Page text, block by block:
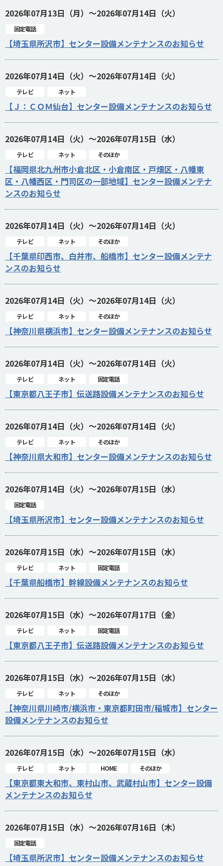
2026年07月13日（月）～2026年07月14日（火）
固定電話
【埼玉県所沢市】センター設備メンテナンスのお知らせ
2026年07月14日（火）～2026年07月14日（火）
テレビ ネット
【Ｊ：ＣＯＭ仙台】センター設備メンテナンスのお知らせ
2026年07月14日（火）～2026年07月15日（水）
テレビ ネット そのほか
【福岡県北九州市小倉北区・小倉南区・戸畑区・八幡東
区・八幡西区・門司区の一部地域】センター設備メンテナ
ンスのお知らせ
2026年07月14日（火）～2026年07月14日（火）
テレビ ネット そのほか
【千葉県印西市、白井市、船橋市】センター設備メンテナ
ンスのお知らせ
2026年07月14日（火）～2026年07月14日（火）
テレビ ネット そのほか
【神奈川県横浜市】センター設備メンテナンスのお知らせ
2026年07月14日（火）～2026年07月14日（火）
テレビ ネット 固定電話
【東京都八王子市】伝送路設備メンテナンスのお知らせ
2026年07月14日（火）～2026年07月14日（火）
テレビ ネット そのほか
【神奈川県大和市】センター設備メンテナンスのお知らせ
2026年07月14日（火）～2026年07月15日（水）
固定電話
【埼玉県所沢市】センター設備メンテナンスのお知らせ
2026年07月15日（水）～2026年07月15日（水）
テレビ ネット 固定電話
【千葉県船橋市】幹線設備メンテナンスのお知らせ
2026年07月15日（水）～2026年07月17日（金）
テレビ ネット 固定電話
【東京都八王子市】伝送路設備メンテナンスのお知らせ
2026年07月15日（水）～2026年07月15日（水）
テレビ ネット そのほか
【神奈川県川崎市/横浜市・東京都町田市/稲城市】センター
設備メンテナンスのお知らせ
2026年07月15日（水）～2026年07月15日（水）
テレビ ネット HOME そのほか
【東京都東大和市、東村山市、武蔵村山市】センター設備
メンテナンスのお知らせ
2026年07月15日（水）～2026年07月16日（木）
固定電話
【埼玉県所沢市】センター設備メンテナンスのお知らせ